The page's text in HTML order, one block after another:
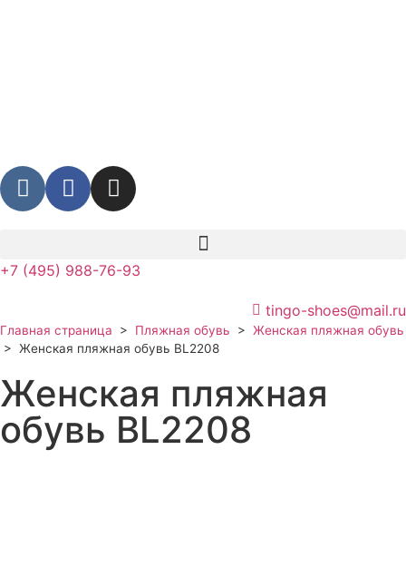
+7 (495) 988-76-93
tingo-shoes@mail.ru
Главная страница > Пляжная обувь > Женская пляжная обувь
> Женская пляжная обувь BL2208
Женская пляжная
обувь BL2208